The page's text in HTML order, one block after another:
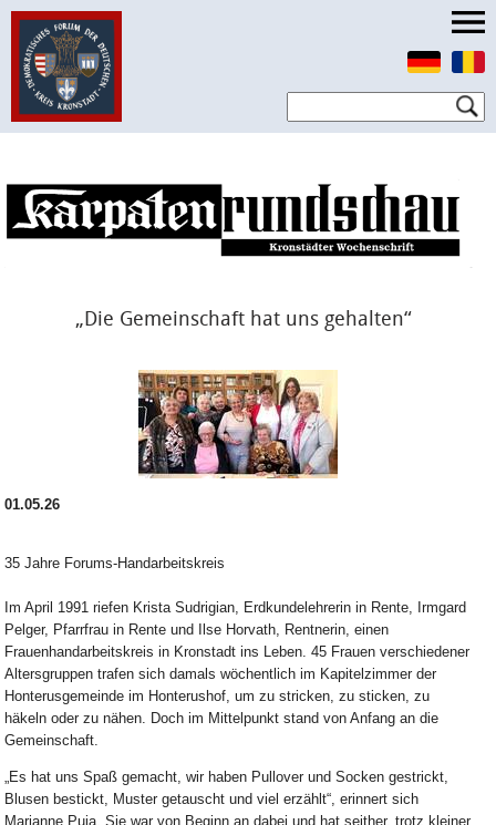
„Die Gemeinschaft hat uns gehalten“
01.05.26
35 Jahre Forums-Handarbeitskreis
Im April 1991 riefen Krista Sudrigian, Erdkundelehrerin in Rente, Irmgard
Pelger, Pfarrfrau in Rente und Ilse Horvath, Rentnerin, einen
Frauenhandarbeitskreis in Kronstadt ins Leben. 45 Frauen verschiedener
Altersgruppen trafen sich damals wöchentlich im Kapitelzimmer der
Honterusgemeinde im Honterushof, um zu stricken, zu sticken, zu
häkeln oder zu nähen. Doch im Mittelpunkt stand von Anfang an die
Gemeinschaft.
„Es hat uns Spaß gemacht, wir haben Pullover und Socken gestrickt,
Blusen bestickt, Muster getauscht und viel erzählt“, erinnert sich
Marianne Puia. Sie war von Beginn an dabei und hat seither, trotz kleiner